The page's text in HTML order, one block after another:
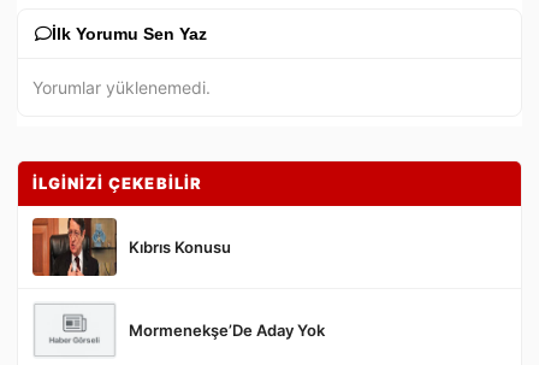
İlk Yorumu Sen Yaz
Gönder
Yorumlar yüklenemedi.
İLGİNİZİ ÇEKEBİLİR
Kıbrıs Konusu
Mormenekşe’De Aday Yok